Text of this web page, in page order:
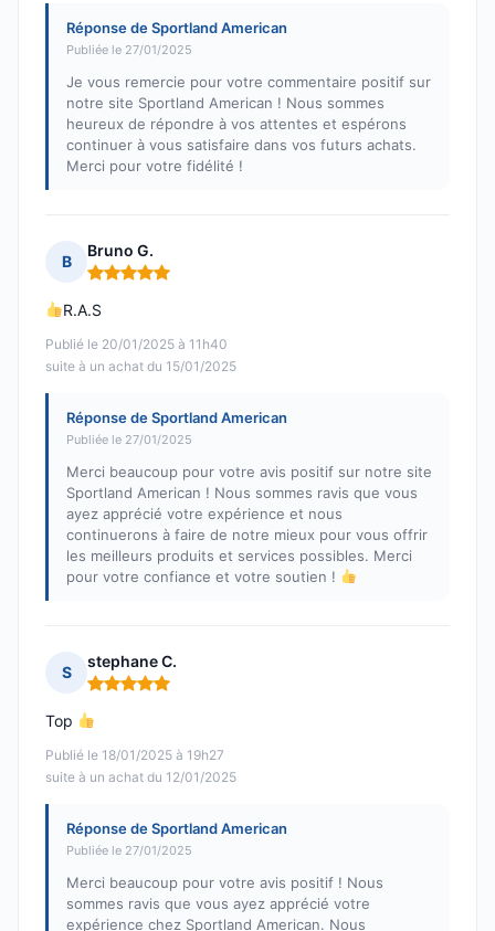
Réponse de Sportland American
Publiée le 27/01/2025
Je vous remercie pour votre commentaire positif sur
notre site Sportland American ! Nous sommes
heureux de répondre à vos attentes et espérons
continuer à vous satisfaire dans vos futurs achats.
Merci pour votre fidélité !
B
Bruno G.
Note : 5 sur 5
Publié le 20/01/2025 à 11h40
suite à un achat du 15/01/2025
R.A.S
Réponse de Sportland American
Publiée le 27/01/2025
Merci beaucoup pour votre avis positif sur notre site
Sportland American ! Nous sommes ravis que vous
ayez apprécié votre expérience et nous
continuerons à faire de notre mieux pour vous offrir
les meilleurs produits et services possibles. Merci
pour votre confiance et votre soutien !
S
stephane C.
Note : 5 sur 5
Publié le 18/01/2025 à 19h27
suite à un achat du 12/01/2025
Top
Réponse de Sportland American
Publiée le 27/01/2025
Merci beaucoup pour votre avis positif ! Nous
sommes ravis que vous ayez apprécié votre
expérience chez Sportland American. Nous